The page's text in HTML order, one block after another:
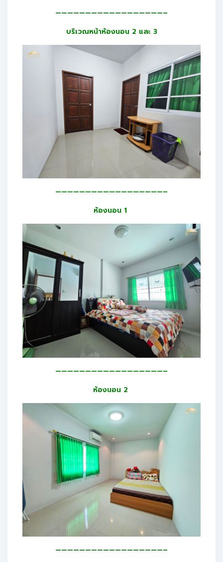
——————————————————–
บริเวณหน้าห้องนอน 2 และ 3
——————————————————–
ห้องนอน 1
——————————————————–
ห้องนอน 2
——————————————————–